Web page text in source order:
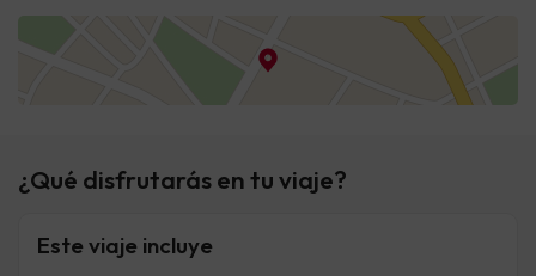
¿Qué disfrutarás en tu viaje?
Este viaje incluye